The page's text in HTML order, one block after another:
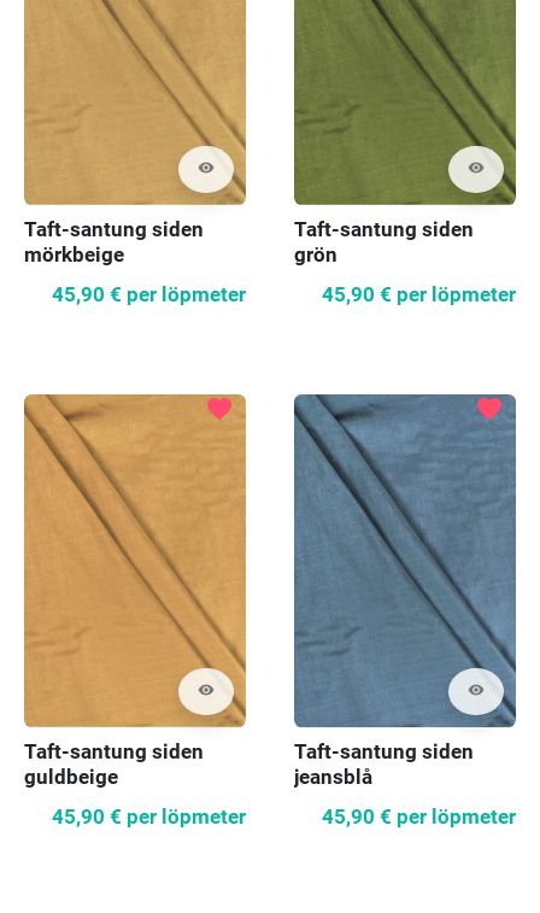
visibility
Taft-santung siden
mörkbeige
45,90 € per löpmeter
visibility
Taft-santung siden
grön
45,90 € per löpmeter
visibility
favorite
Taft-santung siden
guldbeige
45,90 € per löpmeter
visibility
favorite
Taft-santung siden
jeansblå
45,90 € per löpmeter